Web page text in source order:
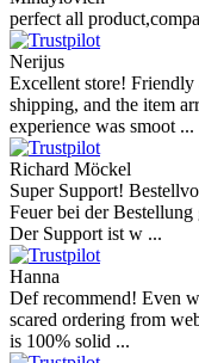
perfect all
Nerijus
Excellent store! Friendly
shipping, and the item
experience was smoot ...
Richard Möckel
Super Support!
Feuer bei der
Der Support ist w ...
Hanna
Def recommend! Even
scared ordering from
is 100% solid ...